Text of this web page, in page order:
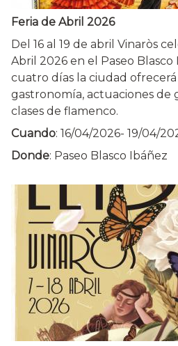
Feria de Abril 2026
Del 16 al 19 de abril Vinaròs
Abril 2026 en el Paseo
cuatro días la ciudad
gastronomía, actuaciones de
clases de flamenco.
Cuando: 16/04/2026- 19/04/
Donde: Paseo Blasco Ibáñez